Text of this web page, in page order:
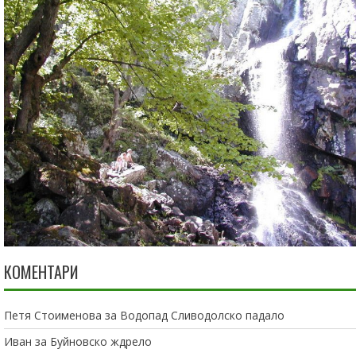
КОМЕНТАРИ
Петя Стоименова за Водопад Сливодолско падало
Иван за Буйновско ждрело